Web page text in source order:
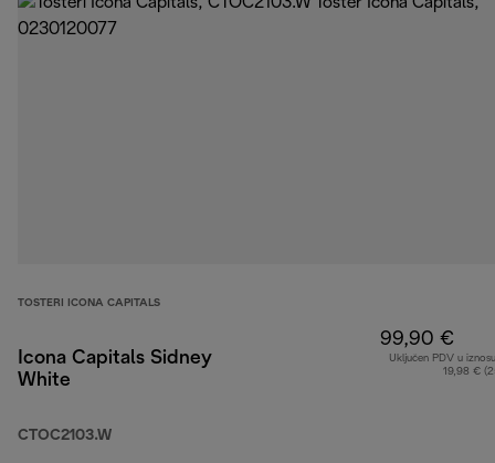
TOSTERI ICONA CAPITALS
Icona Capitals Sidney
White
CTOC2103.W
99,90 €
Uključen PDV u
19,98 €